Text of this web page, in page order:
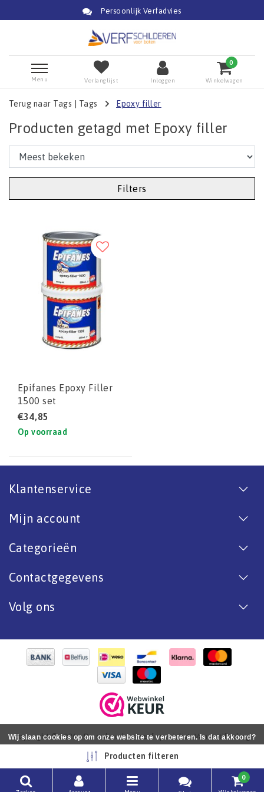
Persoonlijk Verfadvies
Menu Verlanglijst Inloggen
0
Winkelwagen
Terug naar Tags Tags Epoxy filler
Producten getagd met Epoxy filler
Filters
Epifanes Epoxy Filler
1500 set
€34,85
Op voorraad
Klantenservice
Mijn account
Categorieën
Contactgegevens
Volg ons
Copyright © 2026 - De online bootverf specialist. Van antifouling
tot aflak. - All rights reserved - RealizationInStijl Media
Producten filteren
0
Wij slaan cookies op om onze website te verbeteren. Is dat akkoord?
Nee Meer over cookies »